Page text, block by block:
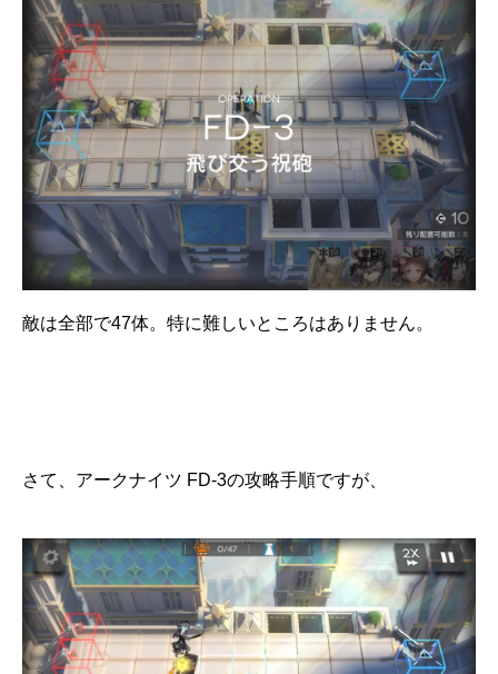
敵は全部で47体。特に難しいところはありません。
さて、アークナイツ FD-3の攻略手順ですが、